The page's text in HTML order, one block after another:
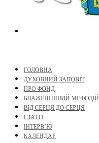
ГОЛОВНА
ДУХОВНИЙ ЗАПОВІТ
ПРО ФОНД
БЛАЖЕННІШИЙ МЕФОДІЙ
ВІД СЕРЦЯ ДО СЕРЦЯ
СТАТТІ
ІНТЕРВ’Ю
КАЛЕНДАР